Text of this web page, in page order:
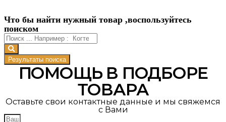
Что бы найти нужный товар ,воспользуйтесь
поиском
Результаты поиска
ПОМОЩЬ В ПОДБОРЕ
ТОВАРА
Оставьте свои контактные данные и мы свяжемся
с Вами